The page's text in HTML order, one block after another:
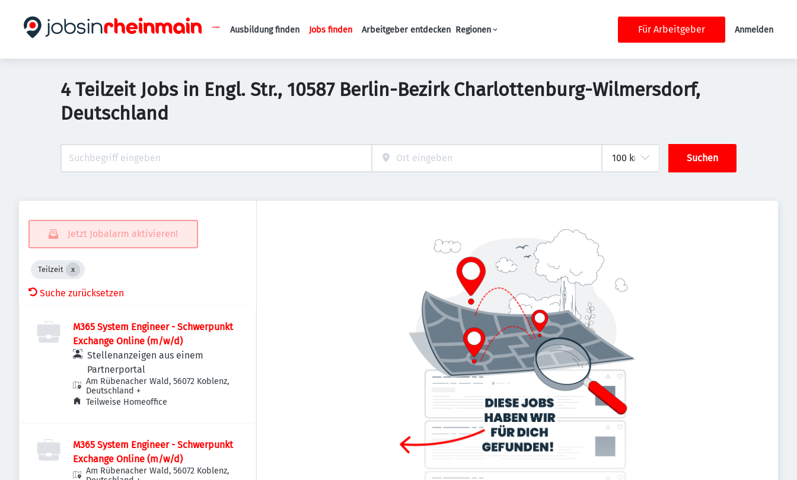
Haupt-Navigation
Ausbildung finden Jobs finden Arbeitgeber entdecken Regionen Für Arbeitgeber Anmelden
4 Teilzeit Jobs in Engl. Str., 10587 Berlin-Bezirk Charlottenburg-Wilmersdorf,
Deutschland
Suchen
Jetzt Jobalarm aktivieren!
Teilzeit
Suche zurücksetzen
M365 System Engineer - Schwerpunkt
Exchange Online (m/w/d)
Stellenanzeigen aus einem
Partnerportal
Am Rübenacher Wald, 56072 Koblenz,
Deutschland +
Teilweise Homeoffice
M365 System Engineer - Schwerpunkt
Exchange Online (m/w/d)
Am Rübenacher Wald, 56072 Koblenz,